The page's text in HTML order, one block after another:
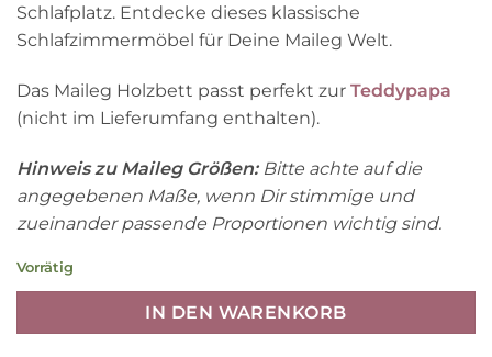
Schlafplatz. Entdecke dieses klassische
Schlafzimmermöbel für Deine Maileg Welt.
Das Maileg Holzbett passt perfekt zur Teddypapa
(nicht im Lieferumfang enthalten).
Hinweis zu Maileg Größen:Bitte achte auf die
angegebenen Maße, wenn Dir stimmige und
zueinander passende Proportionen wichtig sind.
Vorrätig
IN DEN WARENKORB